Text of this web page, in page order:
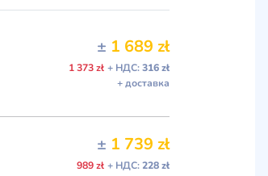
± 1 689 zł
1 373 zł + НДС:316 zł
+ доставка
± 1 739 zł
989 zł + НДС:228 zł